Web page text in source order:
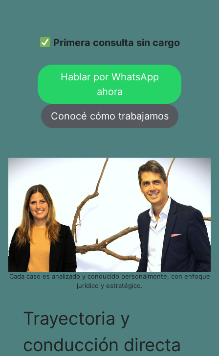
Primera consulta sin cargo
Hablar por WhatsApp
ahora
Conocé cómo trabajamos
Cada caso es analizado y conducido personalmente, con enfoque
jurídico y estratégico.
Trayectoria y
conducción directa